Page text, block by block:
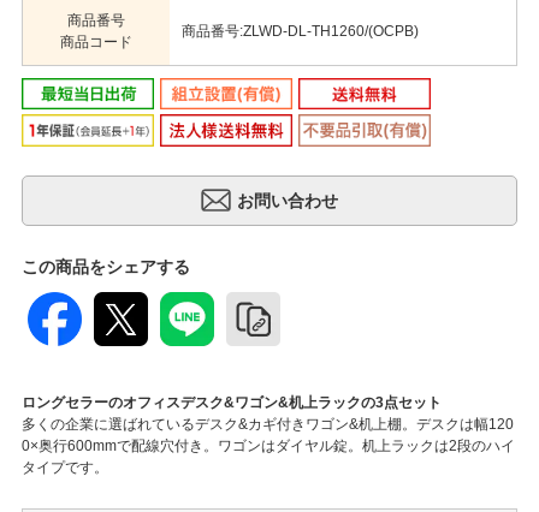
商品番号
商品コード
商品番号:ZLWD-DL-TH1260/(OCPB)
この商品をシェアする
ロングセラーのオフィスデスク&ワゴン&机上ラックの3点セット
多くの企業に選ばれているデスク&カギ付きワゴン&机上棚。デスクは幅120
0×奥行600mmで配線穴付き。ワゴンはダイヤル錠。机上ラックは2段のハイ
タイプです。